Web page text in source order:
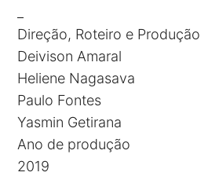
Direção, Roteiro e Produção
Deivison Amaral
Heliene Nagasava
Paulo Fontes
Yasmin Getirana
Ano de produção
2019